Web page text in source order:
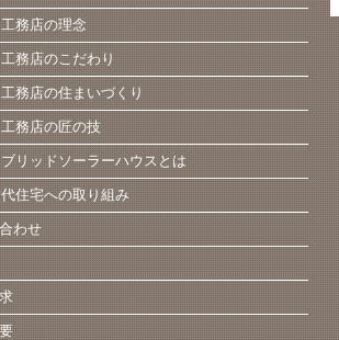
務店の理念
務店のこだわり
務店の住まいづくり
務店の匠の技
リッドソーラーハウスとは
住宅への取り組み
わせ